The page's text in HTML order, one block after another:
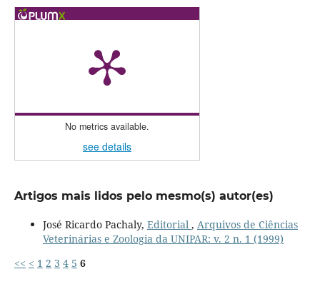
No metrics available.
see details
Artigos mais lidos pelo mesmo(s) autor(es)
José Ricardo Pachaly, Editorial , Arquivos de Ciências
Veterinárias e Zoologia da UNIPAR: v. 2 n. 1 (1999)
<< < 1 2 3 4 5 6